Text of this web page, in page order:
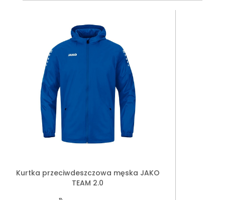
Kurtka przeciwdeszczowa męska JAKO
TEAM 2.0